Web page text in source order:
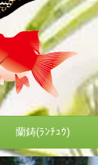
蘭鋳(ﾗﾝﾁｭｳ)